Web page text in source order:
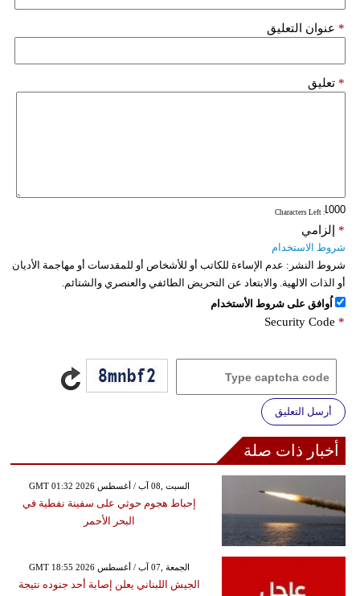
سيارات
عنوان التعليق *
تعليق *
: Characters Left
إلزامي *
شروط الاستخدام
شروط النشر: عدم الإساءة للكاتب أو للأشخاص أو للمقدسات أو مهاجمة الأديان
أو الذات الالهية. والابتعاد عن التحريض الطائفي والعنصري والشتائم.
اُوافق على شروط الأستخدام
Security Code *
أرسل التعليق
أخبار ذات صلة
GMT 01:32 2026 السبت ,08 آب / أغسطس
إحباط هجوم حوثي على سفينة نفطية في
البحر الأحمر
GMT 18:55 2026 الجمعة ,07 آب / أغسطس
الجيش اللبناني يعلن إصابة أحد جنوده نتيجة